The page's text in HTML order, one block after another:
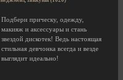
Подбери прическу, одежду,
макияж и аксессуары и стань
звездой дискотек! Ведь настоящая
стильная девчонка всегда и везде
выглядит идеально!